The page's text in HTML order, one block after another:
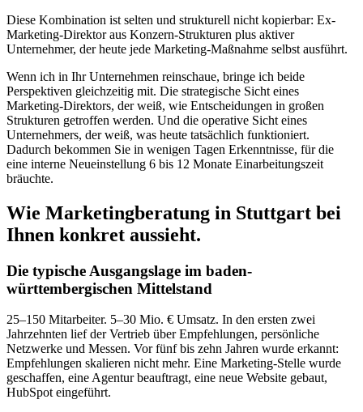
Diese Kombination ist selten und strukturell nicht kopierbar: Ex-
Marketing-Direktor aus Konzern-Strukturen plus aktiver
Unternehmer, der heute jede Marketing-Maßnahme selbst ausführt.
Wenn ich in Ihr Unternehmen reinschaue, bringe ich beide
Perspektiven gleichzeitig mit. Die strategische Sicht eines
Marketing-Direktors, der weiß, wie Entscheidungen in großen
Strukturen getroffen werden. Und die operative Sicht eines
Unternehmers, der weiß, was heute tatsächlich funktioniert.
Dadurch bekommen Sie in wenigen Tagen Erkenntnisse, für die
eine interne Neueinstellung 6 bis 12 Monate Einarbeitungszeit
bräuchte.
Wie Marketingberatung in Stuttgart bei
Ihnen konkret aussieht.
Die typische Ausgangslage im baden-
württembergischen Mittelstand
25–150 Mitarbeiter. 5–30 Mio. € Umsatz. In den ersten zwei
Jahrzehnten lief der Vertrieb über Empfehlungen, persönliche
Netzwerke und Messen. Vor fünf bis zehn Jahren wurde erkannt:
Empfehlungen skalieren nicht mehr. Eine Marketing-Stelle wurde
geschaffen, eine Agentur beauftragt, eine neue Website gebaut,
HubSpot eingeführt.